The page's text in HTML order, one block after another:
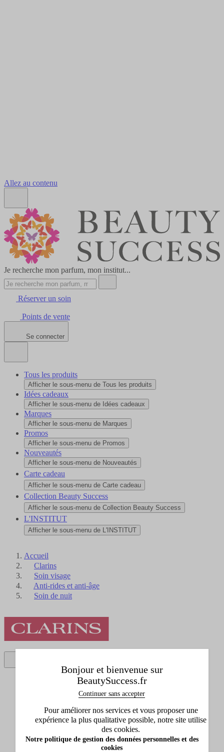
Allez au contenu
Je recherche mon parfum, mon institut...
Réserver un soin
Points de vente
Se connecter
Tous les produits
Afficher le sous-menu de Tous les produits
Idées cadeaux
Afficher le sous-menu de Idées cadeaux
Marques
Afficher le sous-menu de Marques
Promos
Afficher le sous-menu de Promos
Nouveautés
Afficher le sous-menu de Nouveautés
Carte cadeau
Afficher le sous-menu de Carte cadeau
Collection Beauty Success
Afficher le sous-menu de Collection Beauty Success
L'INSTITUT
Afficher le sous-menu de L'INSTITUT
Accueil
Clarins
Soin visage
Anti-rides et anti-âge
Soin de nuit
Soin corps et bain
Maquillage
Idées cadeaux
Solaire
Homme
Bonjour et bienvenue sur
BeautySuccess.fr
Continuer sans accepter
Pour améliorer nos services et vous proposer une
expérience la plus qualitative possible, notre site utilise
des cookies.
Notre politique de gestion des données personnelles et des
cookies